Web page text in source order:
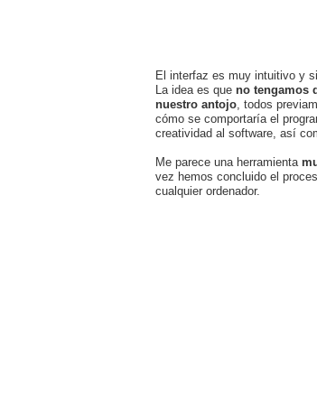
El interfaz es muy intuitivo y
La idea es que no tengamos
nuestro antojo , todos
cómo se comportaría el
creatividad al software, así
Me parece una herramienta
vez hemos concluido el
cualquier ordenador.